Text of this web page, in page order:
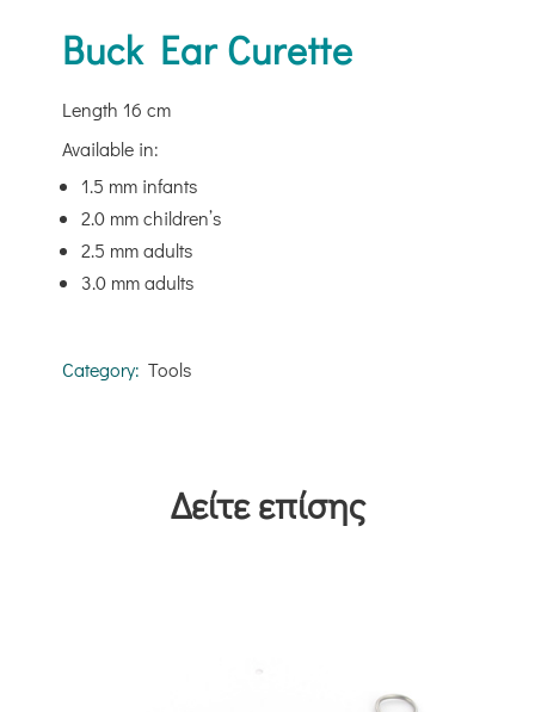
Buck Ear Curette
Length 16 cm
Available in:
1.5 mm infants
2.0 mm children’s
2.5 mm adults
3.0 mm adults
Category: Tools
Δείτε επίσης